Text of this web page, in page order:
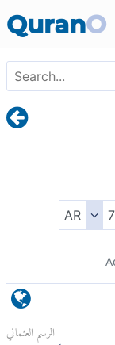
QuranO
الرسم العثماني